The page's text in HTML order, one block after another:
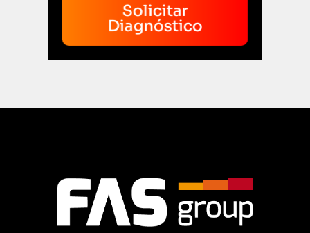
Solicitar
Diagnóstico